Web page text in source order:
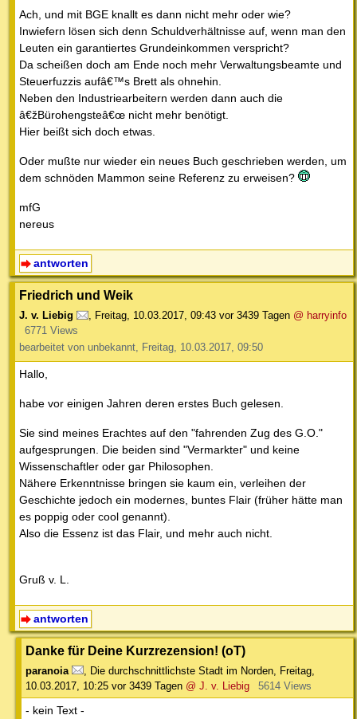
Ach, und mit BGE knallt es dann nicht mehr oder wie?
Inwiefern lösen sich denn Schuldverhältnisse auf, wenn man den
Leuten ein garantiertes Grundeinkommen verspricht?
Da scheißen doch am Ende noch mehr Verwaltungsbeamte und
Steuerfuzzis aufâ€™s Brett als ohnehin.
Neben den Industriearbeitern werden dann auch die
â€žBürohengsteâ€œ nicht mehr benötigt.
Hier beißt sich doch etwas.
Oder mußte nur wieder ein neues Buch geschrieben werden, um
dem schnöden Mammon seine Referenz zu erweisen?
mfG
nereus
antworten
Friedrich und Weik
J. v. Liebig , Freitag, 10.03.2017, 09:43 vor 3439 Tagen @ harryinfo
6771 Views
bearbeitet von unbekannt, Freitag, 10.03.2017, 09:50
Hallo,
habe vor einigen Jahren deren erstes Buch gelesen.
Sie sind meines Erachtes auf den "fahrenden Zug des G.O."
aufgesprungen. Die beiden sind "Vermarkter" und keine
Wissenschaftler oder gar Philosophen.
Nähere Erkenntnisse bringen sie kaum ein, verleihen der
Geschichte jedoch ein modernes, buntes Flair (früher hätte man
es poppig oder cool genannt).
Also die Essenz ist das Flair, und mehr auch nicht.
Gruß v. L.
antworten
Danke für Deine Kurzrezension! (oT)
paranoia Die durchschnittlichste Stadt im Norden
Freitag,
10.03.2017, 10:25 vor 3439 Tagen @ J. v. Liebig 5614 Views
- kein Text -